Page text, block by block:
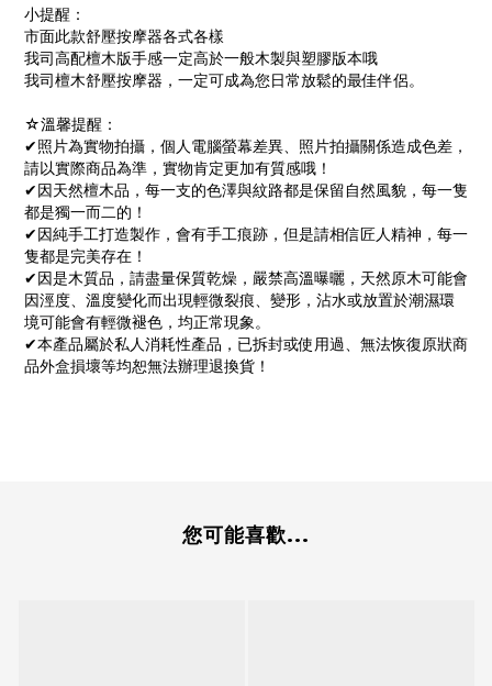
小提醒：
市面此款舒壓按摩器各式各樣
我司高配檀木版手感一定高於一般木製與塑膠版本哦
我司檀木舒壓按摩器，一定可成為您日常放鬆的最佳伴侶。
☆溫馨提醒：
✔照片為實物拍攝，個人電腦螢幕差異、照片拍攝關係造成色差，
請以實際商品為準，實物肯定更加有質感哦！
✔因天然檀木品，每一支的色澤與紋路都是保留自然風貌，每一隻
都是獨一而二的！
✔因純手工打造製作，會有手工痕跡，但是請相信匠人精神，每一
隻都是完美存在！
✔因是木質品，請盡量保質乾燥，嚴禁高溫曝曬，天然原木可能會
因涇度、溫度變化而出現輕微裂痕、變形，沾水或放置於潮濕環
境可能會有輕微褪色，均正常現象。
✔本產品屬於私人消耗性產品，已拆封或使用過、無法恢復原狀商
品外盒損壞等均恕無法辦理退換貨！
您可能喜歡...